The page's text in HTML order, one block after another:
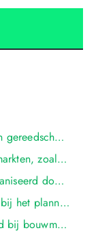
Assortiment van bouwmaterialen en gereedschappen beschikbaar bij bouwmarkten in oldenzaal
Diensten aangeboden door bouwmarkten, zoals verf mengen, zaagservice, en sleutelservice in oldenzaal
Workshops en evenementen georganiseerd door bouwmarkten voor klus- en tuinierenthousiasten in oldenzaal
Tips en advies voor doe-het-zelvers bij het plannen en uitvoeren van bouwprojecten in oldenzaal
Klantenservice en klanttevredenheid bij bouwmarkten: begeleiding, ondersteuning en retourbeleid in oldenzaal